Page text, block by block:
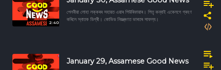
2:40
পেলনীয়া লোহা লক্কৰৰ সহায়ত এয়াৰ পিউৰিফায়াৰ। পিতৃ কন্যাই একেলগে গ্ৰহণ
কৰিলে স্নাতক ডিগ্ৰী। কোভিড নিয়ন্ত্ৰণত ভাৰতৰ সাফল্য।
January 29, Assamese Good News